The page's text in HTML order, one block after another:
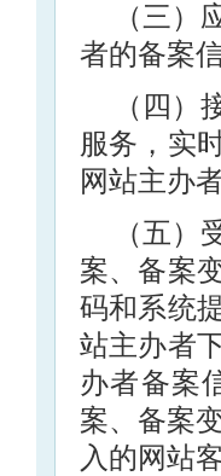
（三
者的备案
（四
服务，实
网站主办
（五
案、备案
码和系统
站主办者
办者备案
案、备案
入的网站